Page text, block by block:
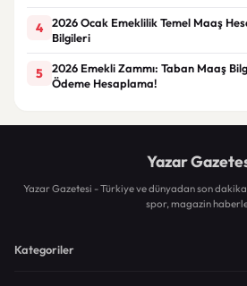
4
2026 Ocak Emeklilik Temel Maaş
Bilgileri
5
2026 Emekli Zammı: Taban Maaş
Ödeme Hesaplama!
Yazar
Yazar Gazetesi - Türkiye ve dünyadan son
spor, magazin
Kategoriler